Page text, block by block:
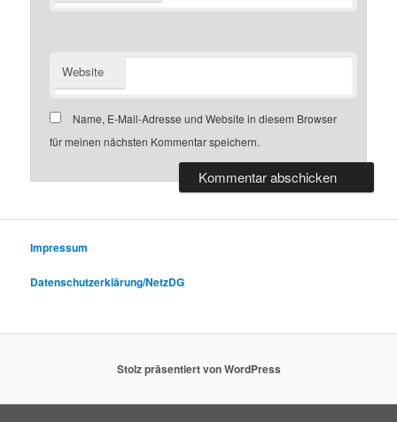
Website
Name, E-Mail-Adresse und Website in diesem Browser
für meinen nächsten Kommentar speichern.
Impressum
Datenschutzerklärung/NetzDG
Stolz präsentiert von WordPress